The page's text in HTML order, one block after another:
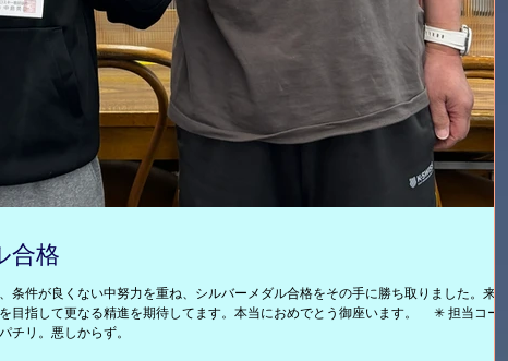
合格
条件が良くない中努力を重ね、シルバーメダル合格をその手に勝ち取りました。来シ
目指して更なる精進を期待してます。本当におめでとう御座います。 ✳︎ 担当コー
チリ。悪しからず。